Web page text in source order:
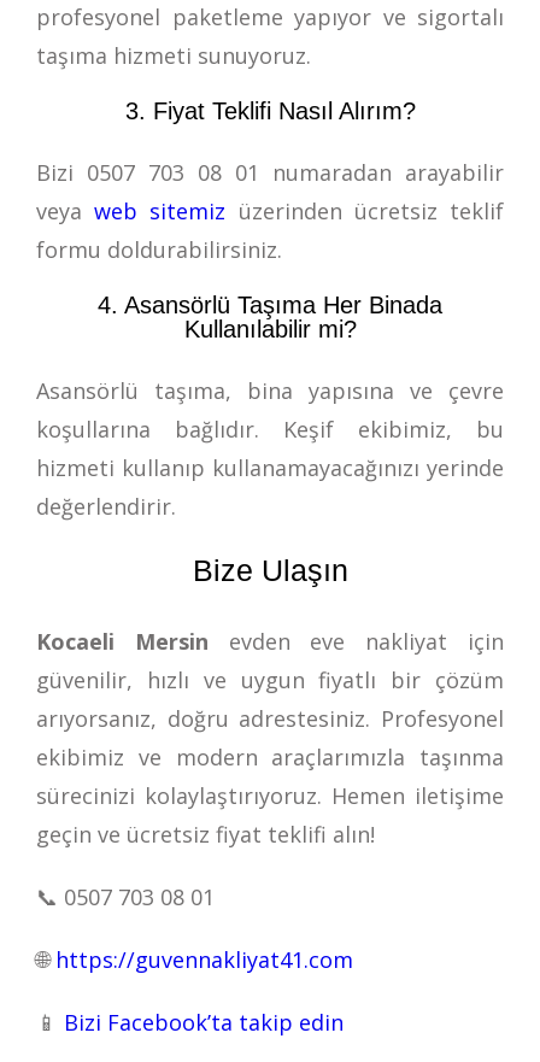
profesyonel paketleme yapıyor ve sigortalı
taşıma hizmeti sunuyoruz.
3. Fiyat Teklifi Nasıl Alırım?
Bizi 0507 703 08 01
numaradan arayabilir
veyaweb sitemiz üzerinden ücretsiz teklif
formu doldurabilirsiniz.
4. Asansörlü Taşıma Her Binada
Kullanılabilir mi?
Asansörlü taşıma, bina yapısına ve çevre
koşullarına bağlıdır. Keşif ekibimiz, bu
hizmeti kullanıp kullanamayacağınızı yerinde
değerlendirir.
Bize Ulaşın
Kocaeli Mersin evden eve nakliyat için
güvenilir, hızlı ve uygun fiyatlı bir çözüm
arıyorsanız, doğru adrestesiniz. Profesyonel
ekibimiz ve modern araçlarımızla taşınma
sürecinizi kolaylaştırıyoruz. Hemen iletişime
geçin ve ücretsiz fiyat teklifi alın!
📞 0507 703 08 01
🌐 https://guvennakliyat41.com
📱 Bizi Facebook’ta takip edin